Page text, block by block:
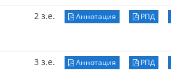
2 з.е. Аннотация РПД
3 з.е. Аннотация РПД